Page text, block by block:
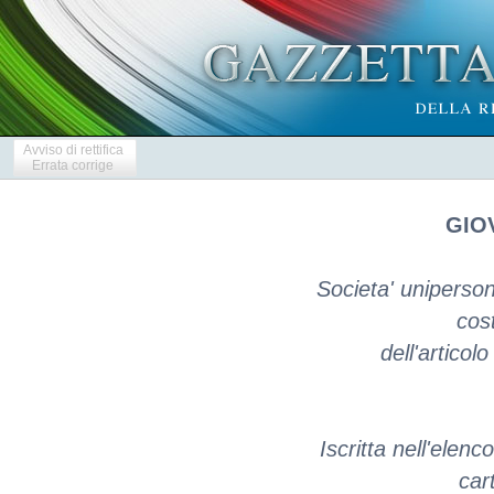
Avviso di rettifica
Errata corrige
Societa'
Iscritta